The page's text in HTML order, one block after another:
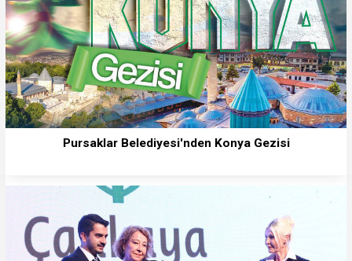
Pursaklar Belediyesi'nden Konya Gezisi